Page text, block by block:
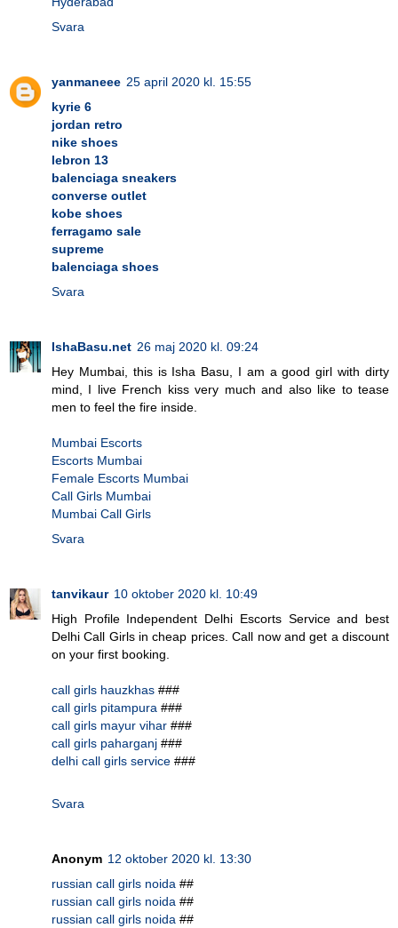
Svara
yanmaneee 25 april 2020 kl. 15:55
kyrie 6
jordan retro
nike shoes
lebron 13
balenciaga sneakers
converse outlet
kobe shoes
ferragamo sale
supreme
balenciaga shoes
Svara
IshaBasu.net 26 maj 2020 kl. 09:24
Hey Mumbai, this is Isha Basu, I am a good girl with dirty
mind, I live French kiss very much and also like to tease
men to feel the fire inside.
Mumbai Escorts
Escorts Mumbai
Female Escorts Mumbai
Call Girls Mumbai
Mumbai Call Girls
Svara
tanvikaur 10 oktober 2020 kl. 10:49
High Profile Independent Delhi Escorts Service and best
Delhi Call Girls in cheap prices. Call now and get a discount
on your first booking.
call girls hauzkhas ###
call girls pitampura ###
call girls mayur vihar ###
call girls paharganj ###
delhi call girls service ###
Svara
Anonym 12 oktober 2020 kl. 13:30
russian call girls noida ##
russian call girls noida ##
russian call girls noida ##